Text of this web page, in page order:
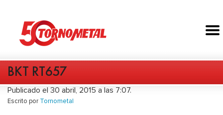
BKT RT657
Publicado el 30 abril, 2015 a las 7:07.
Escrito por Tornometal